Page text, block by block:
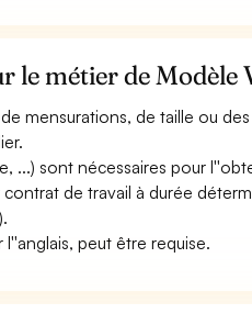
le métier de Modèle
mensurations, de taille ou
...) sont nécessaires pour
de travail à durée
peut être requise.